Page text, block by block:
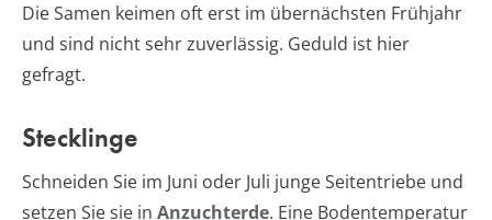
Die Samen keimen oft erst im übernächsten Frühjahr
und sind nicht sehr zuverlässig. Geduld ist hier
gefragt.
Stecklinge
Schneiden Sie im Juni oder Juli junge Seitentriebe und
setzen Sie sie in Anzuchterde. Eine Bodentemperatur